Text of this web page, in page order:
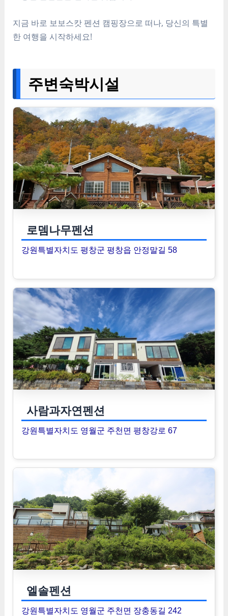
지금 바로 보보스캇 펜션 캠핑장으로 떠나, 당신의 특별
한 여행을 시작하세요!
주변숙박시설
로뎀나무펜션
강원특별자치도 평창군 평창읍 안정말길 58
사람과자연펜션
강원특별자치도 영월군 주천면 평창강로 67
엘솔펜션
강원특별자치도 영월군 주천면 장충동길 242